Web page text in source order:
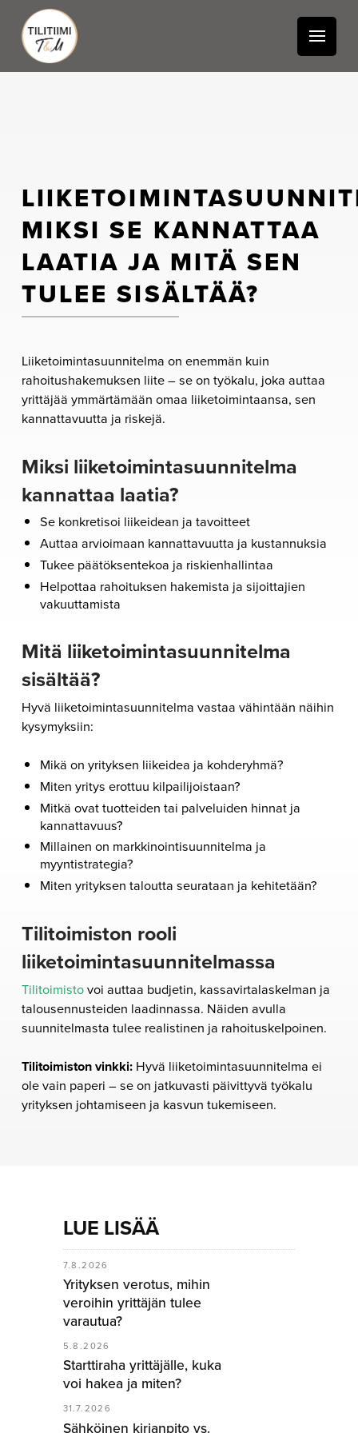
MIKSI SE KANNATTAA
LAATIA JA MITÄ SEN
TULEE SISÄLTÄÄ?
Liiketoimintasuunnitelma on enemmän kuin
rahoitushakemuksen liite – se on työkalu, joka auttaa
yrittäjää ymmärtämään omaa liiketoimintaansa, sen
kannattavuutta ja riskejä.
Miksi liiketoimintasuunnitelma
kannattaa laatia?
Se konkretisoi liikeidean ja tavoitteet
Auttaa arvioimaan kannattavuutta ja kustannuksia
Tukee päätöksentekoa ja riskienhallintaa
Helpottaa rahoituksen hakemista ja sijoittajien
vakuuttamista
Mitä liiketoimintasuunnitelma
sisältää?
Hyvä liiketoimintasuunnitelma vastaa vähintään näihin
kysymyksiin:
Mikä on yrityksen liikeidea ja kohderyhmä?
Miten yritys erottuu kilpailijoistaan?
Mitkä ovat tuotteiden tai palveluiden hinnat ja
kannattavuus?
Millainen on markkinointisuunnitelma ja
myyntistrategia?
Miten yrityksen taloutta seurataan ja kehitetään?
Tilitoimiston rooli
liiketoimintasuunnitelmassa
Tilitoimistovoi auttaa budjetin, kassavirtalaskelman ja
talousennusteiden laadinnassa. Näiden avulla
suunnitelmasta tulee realistinen ja rahoituskelpoinen.
Tilitoimiston vinkki:Hyvä liiketoimintasuunnitelma ei
ole vain paperi – se on jatkuvasti päivittyvä työkalu
yrityksen johtamiseen ja kasvun tukemiseen.
LUE LISÄÄ
7.8.2026
Yrityksen verotus, mihin
veroihin yrittäjän tulee
varautua?
5.8.2026
Starttiraha yrittäjälle, kuka
voi hakea ja miten?
31.7.2026
Sähköinen kirjanpito vs.